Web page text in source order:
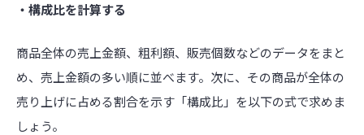
・構成比を計算する
商品全体の売上金額、粗利額、販売個数などのデータをまと
め、売上金額の多い順に並べます。次に、その商品が全体の
売り上げに占める割合を示す「構成比」を以下の式で求めま
しょう。